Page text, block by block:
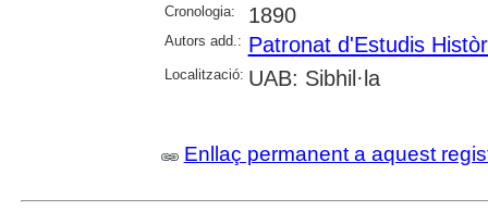
Cronologia: 1890
Autors add.: Patronat d'Estudis
Localització: UAB: Sibhil·la
Enllaç permanent a aquest